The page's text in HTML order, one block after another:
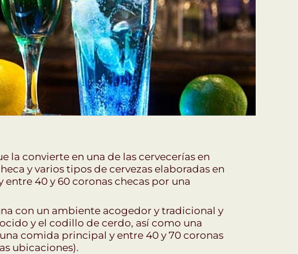
la convierte en una de las cervecerías en
y varios tipos de cervezas elaboradas en
40 y 60 coronas checas por una
con un ambiente acogedor y tradicional y
y el codillo de cerdo, así como una
comida principal y entre 40 y 70 coronas
ubicaciones).